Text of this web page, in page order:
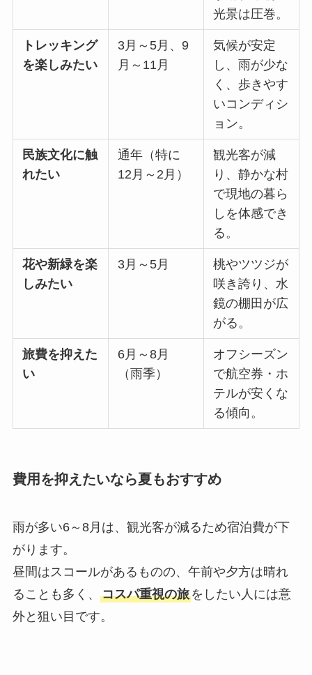
光景は圧巻。
トレッキング
を楽しみたい
3月～5月、9
月～11月
気候が安定
し、雨が少な
く、歩きやす
いコンディシ
ョン。
民族文化に触
れたい
通年（特に
12月～2月）
観光客が減
り、静かな村
で現地の暮ら
しを体感でき
る。
花や新緑を楽
しみたい
3月～5月
桃やツツジが
咲き誇り、水
鏡の棚田が広
がる。
旅費を抑えた
い
6月～8月
（雨季）
オフシーズン
で航空券・ホ
テルが安くな
る傾向。
費用を抑えたいなら夏もおすすめ
雨が多い6～8月は、観光客が減るため宿泊費が下
がります。
昼間はスコールがあるものの、午前や夕方は晴れ
ることも多く、 コスパ重視の旅をしたい人には意
外と狙い目です。